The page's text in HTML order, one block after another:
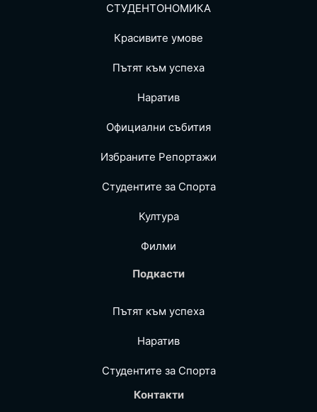
СТУДЕНТОНОМИКА
Красивите умове
Пътят към успеха
Наратив
Официални събития
Избраните Репoртажи
Студентите за Спортa
Култура
Филми
Подкасти
Пътят към успеха
Наратив
Студентите за Спортa
Контакти